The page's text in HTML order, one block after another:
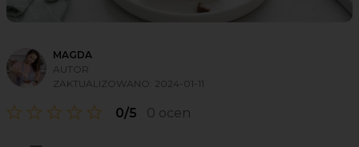
MAGDA
AUTOR
ZAKTUALIZOWANO: 2024-01-11
0/5 0 ocen